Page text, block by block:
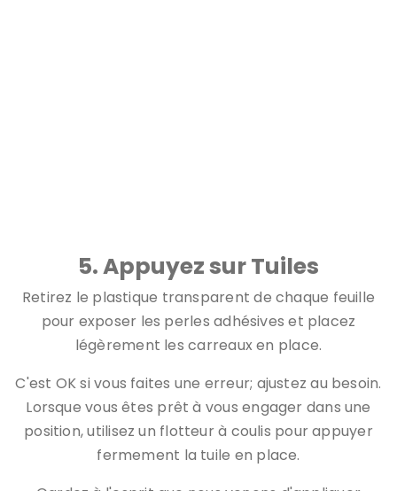
5. Appuyez sur Tuiles
Retirez le plastique transparent de chaque feuille
pour exposer les perles adhésives et placez
légèrement les carreaux en place.
C'est OK si vous faites une erreur; ajustez au besoin.
Lorsque vous êtes prêt à vous engager dans une
position, utilisez un flotteur à coulis pour appuyer
fermement la tuile en place.